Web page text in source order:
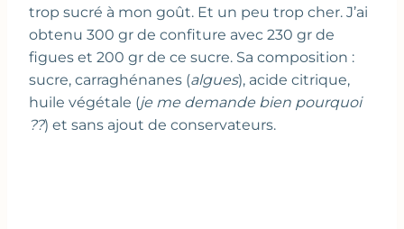
trop sucré à mon goût. Et un peu trop cher. J’ai
obtenu 300 gr de confiture avec 230 gr de
figues et 200 gr de ce sucre. Sa composition :
sucre, carraghénanes (algues), acide citrique,
huile végétale (je me demande bien pourquoi
??) et sans ajout de conservateurs.